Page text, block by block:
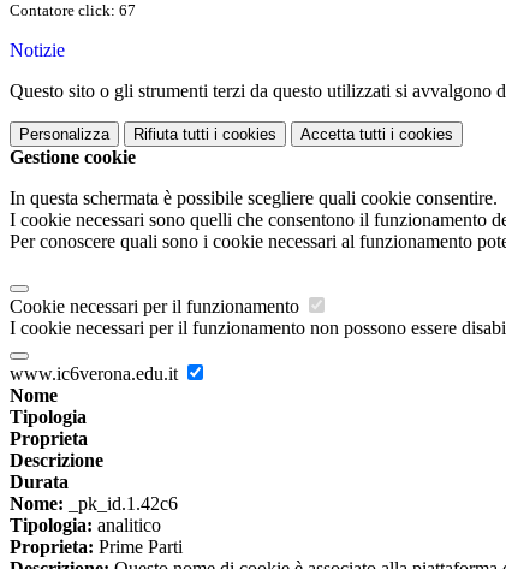
Contatore click: 67
Notizie
Questo sito o gli strumenti terzi da questo utilizzati si
Personalizza Rifiuta tutti i cookies Accetta tutti i cookies
Gestione cookie
In questa schermata è possibile scegliere quali cookie consentire.
I cookie necessari sono quelli che consentono il funzionamento
Per conoscere quali sono i cookie necessari al funzionamento
Cookie necessari per il funzionamento
I cookie necessari per il funzionamento non possono essere
www.ic6verona.edu.it
Nome
Tipologia
Proprieta
Descrizione
Durata
Nome: _pk_id.1.42c6
Tipologia: analitico
Proprieta: Prime Parti